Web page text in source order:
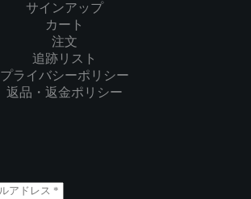
サインアップ
カート
注文
追跡リスト
プライバシーポリシー
返品・返金ポリシー